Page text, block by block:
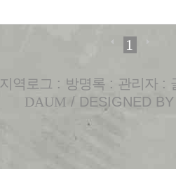
1
지역로그 : 방명록 : 관리자 :
DAUM / DESIGNED